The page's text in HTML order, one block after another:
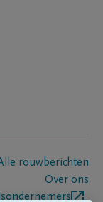
rouwberichten
Over ons